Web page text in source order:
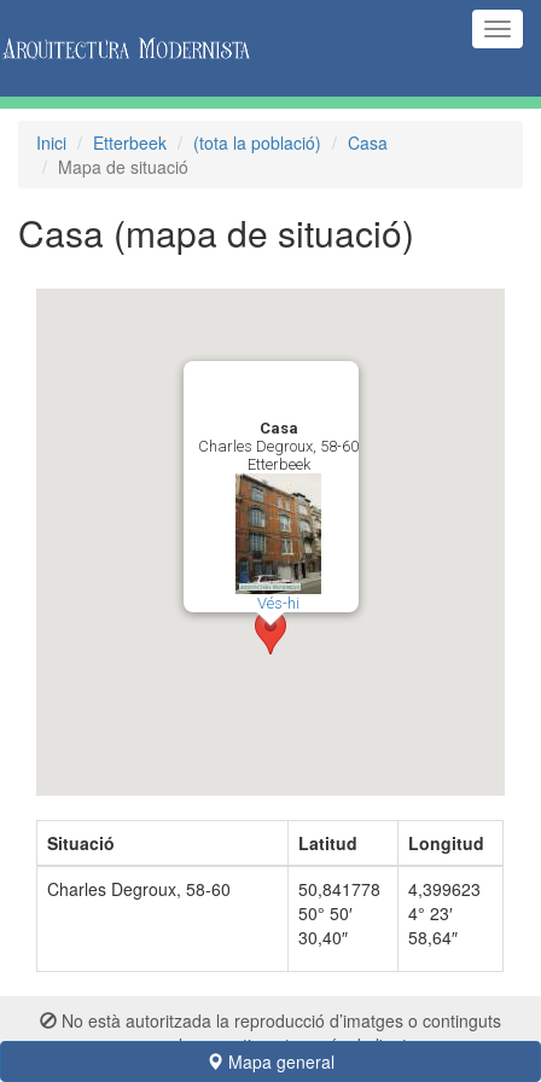
Inici Etterbeek (tota la població)
Casa
Mapa de situació
Casa (mapa de situació)
Casa
Charles Degroux, 58-60
Etterbeek
Vés-hi
Situació Latitud
Longitud
Charles Degroux, 58-60
50,841778
50° 50′
30,40″
4,399623
4° 23′
58,64″
Mapa general
No està autoritzada la reproducció d’imatges o continguts
sense el consentiment exprés de l'autor